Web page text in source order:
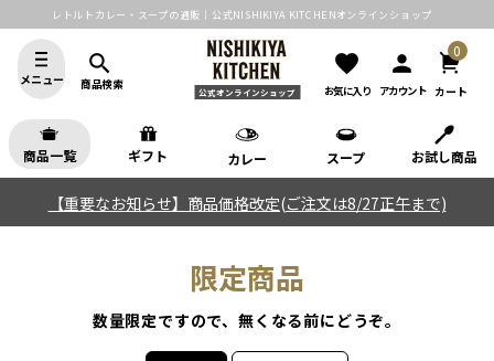
レトルトカレー・スープの通販｜公式NISHIKIYA KITCHENオンラインショップ
メニュー
search
商品検索
公式オンラインショップ
favorite
お気に入り
person
アカウント カート
0
商品一覧 ギフト カレー スープ お試し商品
【重要なお知らせ】商品価格改定(ご注文は8/27正午まで)
限定商品
数量限定ですので、無くなる前にどうぞ。